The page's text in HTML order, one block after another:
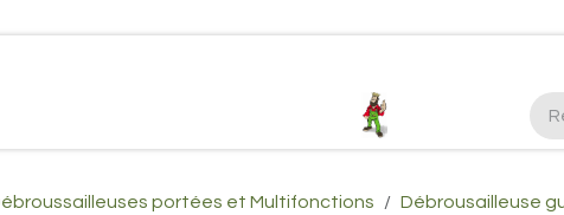
Plus d'infos Kubota 38cv
portées et Multifonctions Débrousailleuse